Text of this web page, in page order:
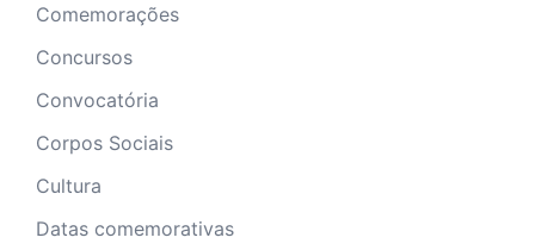
Comemorações
Concursos
Convocatória
Corpos Sociais
Cultura
Datas comemorativas